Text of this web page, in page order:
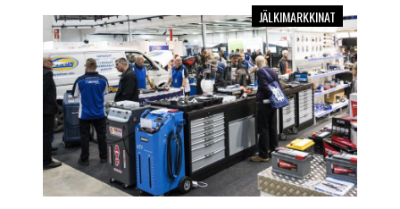
Autokorjaamomessut
tekee
paluun
JÄLKIMARKKINAT